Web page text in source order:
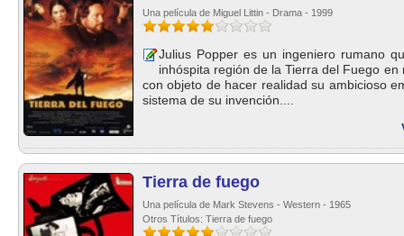
Una película de Miguel Littin - Drama - 1999
Julius Popper es un ingeniero rumano
inhóspita región de la Tierra del Fuego
con objeto de hacer realidad su ambicioso
sistema de su invención....
Tierra de fuego
Una película de Mark Stevens - Western - 1965
Otros Títulos: Tierra de fuego